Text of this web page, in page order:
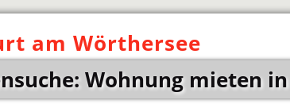
am Wörthersee
Wohnung mieten